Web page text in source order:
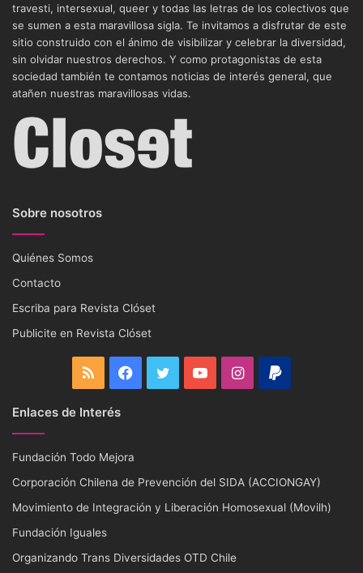
travesti, intersexual, queer y todas las letras de los colectivos que
se sumen a esta maravillosa sigla. Te invitamos a disfrutar de este
sitio construido con el ánimo de visibilizar y celebrar la diversidad,
sin olvidar nuestros derechos. Y como protagonistas de esta
sociedad también te contamos noticias de interés general, que
atañen nuestras maravillosas vidas.
Sobre nosotros
Quiénes Somos
Contacto
Escriba para Revista Clóset
Publicite en Revista Clóset
RSS Facebook
TwitterYouTubeInstagram
PayPal
Enlaces de Interés
Fundación Todo Mejora
Corporación Chilena de Prevención del SIDA (ACCIONGAY)
Movimiento de Integración y Liberación Homosexual (Movilh)
Fundación Iguales
Organizando Trans Diversidades OTD Chile